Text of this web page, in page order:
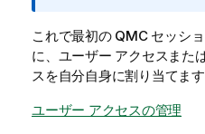
これで最初の QMCセッシ
に、ユーザー アクセスまた
スを自分自身に割り当てます
ユーザー アクセスの管理